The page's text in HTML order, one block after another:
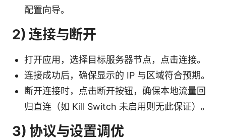
配置向导。
2) 连接与断开
打开应用，选择目标服务器节点，点击连接。
连接成功后，确保显示的 IP 与区域符合预期。
断开连接时，点击断开按钮，确保本地流量回
归直连（如 Kill Switch 未启用则无此保证）。
3) 协议与设置调优